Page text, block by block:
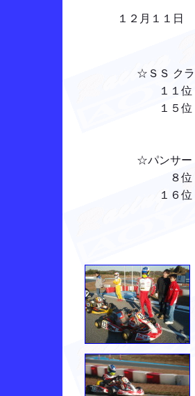
１２月１１日
☆ＳＳ クラス（
１１位 岡田
１５位 小田原
☆パンサー クラ
８位 斉藤
１６位 手塚